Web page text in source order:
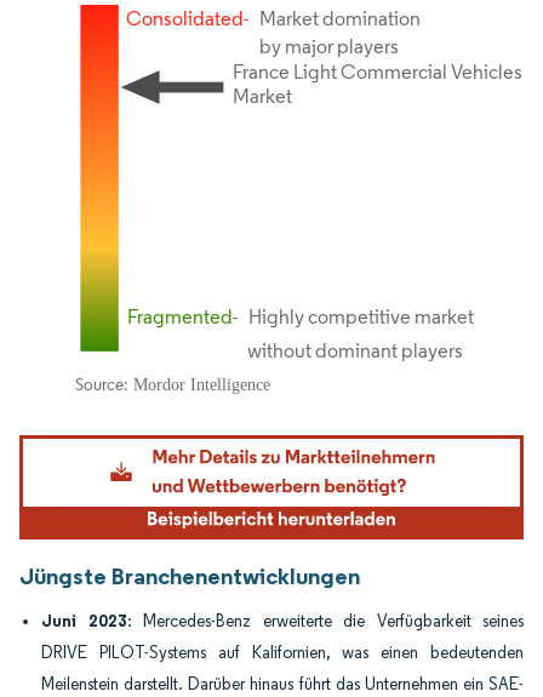
Bild © Mordor Intelligence. Wiederverwendung erfordert Namensnennung gemäß
Jüngste Branchenentwicklungen
Juni 2023: Mercedes-Benz erweiterte die Verfügbarkeit seines
DRIVE PILOT-Systems auf Kalifornien, was einen bedeutenden
Meilenstein darstellt. Darüber hinaus führt das Unternehmen ein SAE-